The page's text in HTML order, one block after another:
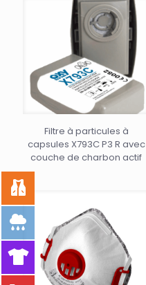
Filtre à particules à
capsules X793C P3 R avec
couche de charbon actif